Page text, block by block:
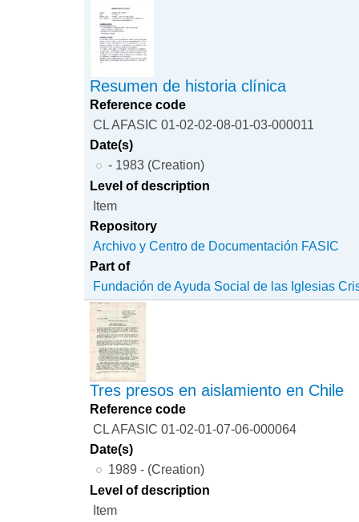
Resumen de historia clínica
Reference code
CL AFASIC 01-02-02-08-01-03-000011
Date(s)
- 1983 (Creation)
Level of description
Item
Repository
Archivo y Centro de Documentación FASIC
Part of
Fundación de Ayuda Social de las Iglesias
Tres presos en aislamiento en Chile
Reference code
CL AFASIC 01-02-01-07-06-000064
Date(s)
1989 - (Creation)
Level of description
Item